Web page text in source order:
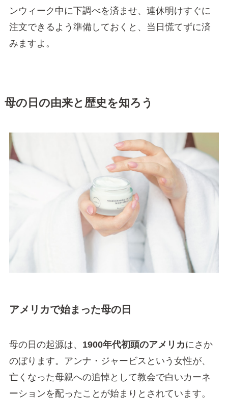
ンウィーク中に下調べを済ませ、連休明けすぐに
注文できるよう準備しておくと、当日慌てずに済
みますよ。
母の日の由来と歴史を知ろう
アメリカで始まった母の日
母の日の起源は、 1900年代初頭のアメリカにさか
のぼります。アンナ・ジャービスという女性が、
亡くなった母親への追悼として教会で白いカーネ
ーションを配ったことが始まりとされています。